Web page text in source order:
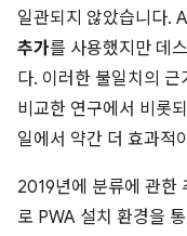
일관되지 않았습니다.
추가를 사용했지만 데
다. 이러한 불일치의
비교한 연구에서 비롯
일에서 약간 더 효과적
2019년에 분류에 관한
로 PWA 설치 환경을